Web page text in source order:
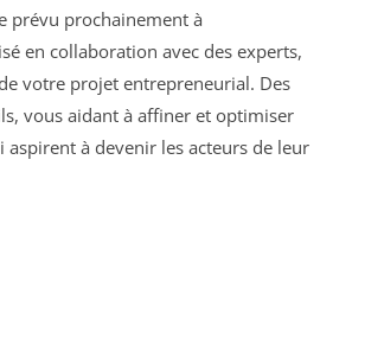
prévu prochainement à
en collaboration avec des experts,
votre projet entrepreneurial. Des
vous aidant à affiner et optimiser
à devenir les acteurs de leur